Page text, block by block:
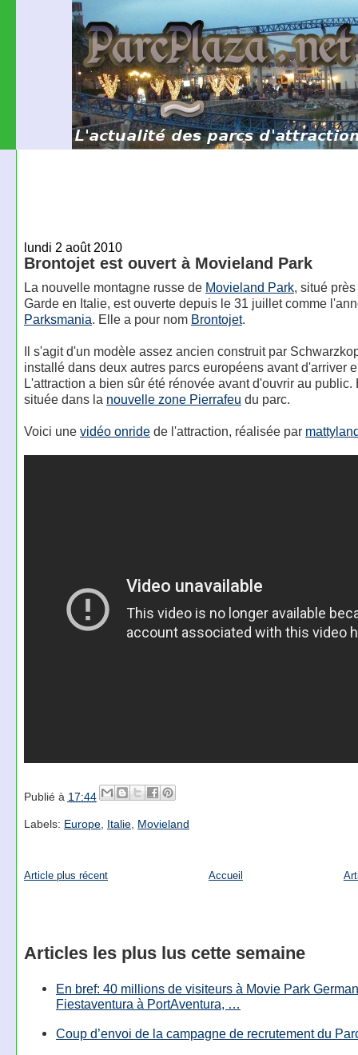
lundi 2 août 2010
Brontojet est ouvert à Movieland Park
La nouvelle montagne russe de Movieland Park, situé
Garde en Italie, est ouverte depuis le 31 juillet comme
Parksmania. Elle a pour nom Brontojet.
Il s'agit d'un modèle assez ancien construit par
installé dans deux autres parcs européens avant d'arriver
L'attraction a bien sûr été rénovée avant d'ouvrir au public.
située dans la nouvelle zone Pierrafeu du parc.
Voici une vidéo onridede l'attraction, réalisée par
Publié à 17:44
Labels: Europe, Italie, Movieland
Article plus récent Accueil
Articles les plus lus cette semaine
En bref: 40 millions de visiteurs à Movie Park
Fiestaventura à PortAventura, …
Coup d’envoi de la campagne de recrutement du